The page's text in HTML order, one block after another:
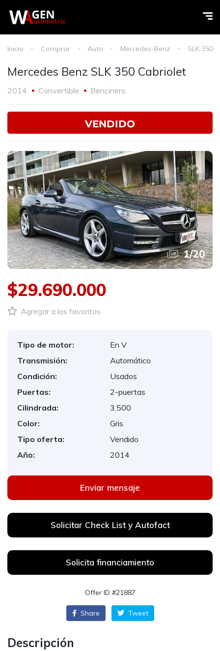
Inicio Comprar Auto Mercedes-Benz SLK 350
Mercedes Benz SLK 350 Cabriolet
2014 Convertible Bencinero
VENDIDO
1/20
$29.690.000
Agregar a los favoritos
Tipo de motor:
En V
Transmisión:
Automático
Condición:
Usados
Puertas:
2-puertas
Cilindrada:
3.500
Color:
Gris
Tipo oferta:
Vendido
Año:
2014
Enviar mensaje
Solicitar Check List y Autofact
Solicita financiamiento
Offer ID #21887
Share Tweet
Descripción